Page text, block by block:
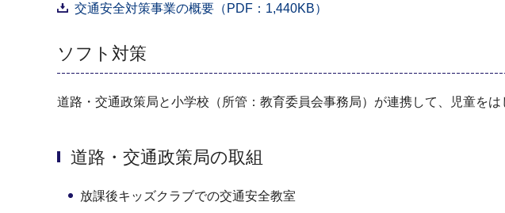
交通安全対策事業の概要（PDF：1,440KB）
ソフト対策
道路・交通政策局と小学校（所管：教育委員会事務局）が連携して、児童を
道路・交通政策局の取組
放課後キッズクラブでの交通安全教室